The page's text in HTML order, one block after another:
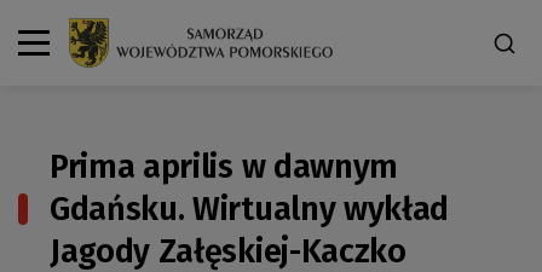
Prima aprilis w dawnym
Gdańsku. Wirtualny wykład
Jagody Załęskiej-Kaczko